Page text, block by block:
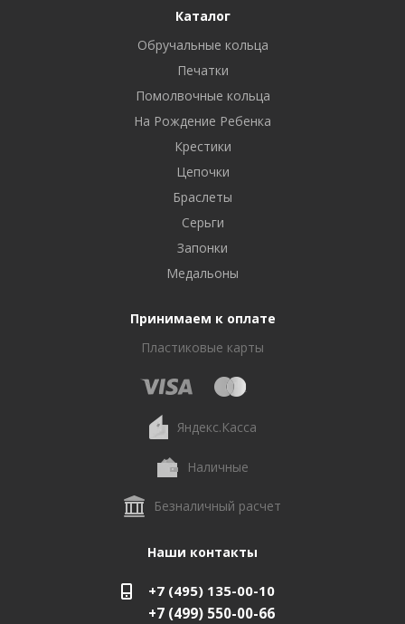
Каталог
Обручальные кольца
Печатки
Помолвочные кольца
На Рождение Ребенка
Крестики
Цепочки
Браслеты
Серьги
Запонки
Медальоны
Принимаем к оплате
Пластиковые карты
Яндекс.Касса
Наличные
Безналичный расчет
Наши контакты
+7 (495) 135-00-10
+7 (499) 550-00-66